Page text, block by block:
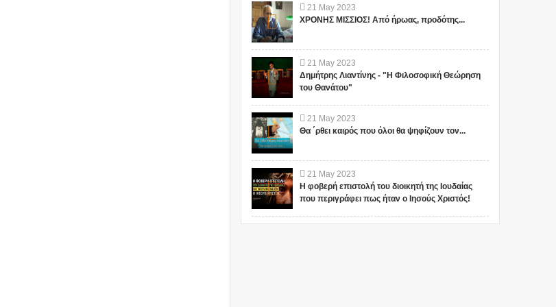
21 May 2023
ΧΡΟΝΗΣ ΜΙΣΣΙΟΣ! Από ήρωας, προδότης...
21 May 2023
Δημήτρης Λιαντίνης - "Η Φιλοσοφική Θεώρηση
του Θανάτου"
21 May 2023
Θα ΄ρθει καιρός που όλοι θα ψηφίζουν τον...
21 May 2023
Η φοβερή επιστολή του διοικητή της Ιουδαίας
που περιγράφει πως ήταν ο Ιησούς Χριστός!